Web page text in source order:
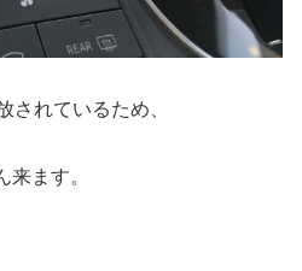
されているため、
ます。